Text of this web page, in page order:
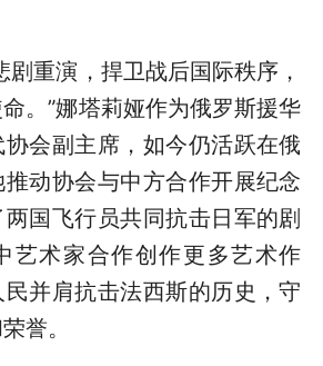
重演，捍卫战后国际秩序，
。”娜塔莉娅作为俄罗斯援华
会副主席，如今仍活跃在俄
动协会与中方合作开展纪念
国飞行员共同抗击日军的剧
艺术家合作创作更多艺术作
并肩抗击法西斯的历史，守
誉。